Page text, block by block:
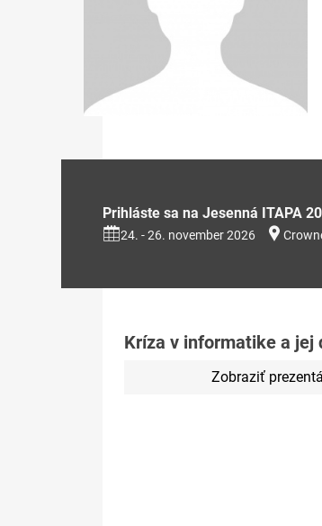
Prihláste sa na Jesenná ITAPA
24. - 26. november 2026
Kríza v informatike a jej
Zobraziť